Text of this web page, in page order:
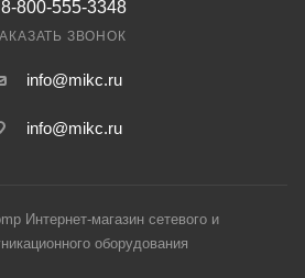
8-800-555-3348
ЗВОНОК
info@mikc.ru
info@mikc.ru
Интернет-магазин сетевого и
оборудования